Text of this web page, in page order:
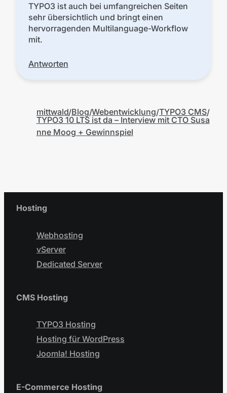
TYPO3 ist auch bei umfangreichen Seiten
sehr übersichtlich und bringt einen
hervorragenden Multilanguage-Workflow
mit.
Antworten
mittwald Blog Webentwicklung TYPO3 CMS
TYPO3 10 LTS ist da – Interview mit CTO Susa
nne Moog + Gewinnspiel
Hosting
Webhosting
vServer
Dedicated Server
CMS Hosting
TYPO3 Hosting
Hosting für WordPress
Joomla! Hosting
E-Commerce Hosting